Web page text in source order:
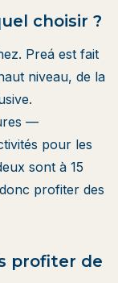
choisir ?
Preá est fait
niveau, de la
—
pour les
sont à 15
profiter des
profiter de